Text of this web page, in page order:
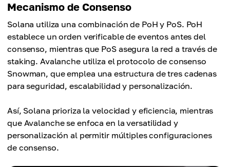
Mecanismo de Consenso
Solana utiliza una combinación de PoH y PoS. PoH
establece un orden verificable de eventos antes del
consenso, mientras que PoS asegura la red a través de
staking. Avalanche utiliza el protocolo de consenso
Snowman, que emplea una estructura de tres cadenas
para seguridad, escalabilidad y personalización.
Así, Solana prioriza la velocidad y eficiencia, mientras
que Avalanche se enfoca en la versatilidad y
personalización al permitir múltiples configuraciones
de consenso.